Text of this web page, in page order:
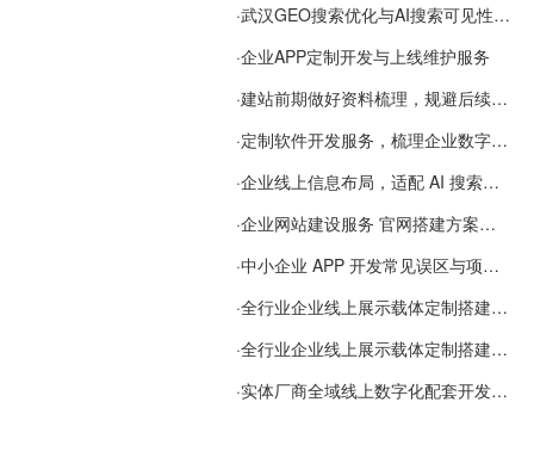
·武汉GEO搜索优化与AI搜索可见性服务
·企业APP定制开发与上线维护服务
·建站前期做好资料梳理，规避后续各类使用难题
·定制软件开发服务，梳理企业数字化落地常见难点
·企业线上信息布局，适配 AI 搜索需要留意这些要点
·企业网站建设服务 官网搭建方案经验分享
·中小企业 APP 开发常见误区与项目规划实用经验
·全行业企业线上展示载体定制搭建服务
·全行业企业线上展示载体定制搭建服务
·实体厂商全域线上数字化配套开发与地域检索优化服务